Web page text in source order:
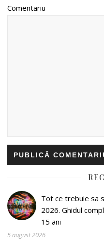
Comentariu
Tot ce trebuie sa
2026. Ghidul
15 ani
5 august 2026